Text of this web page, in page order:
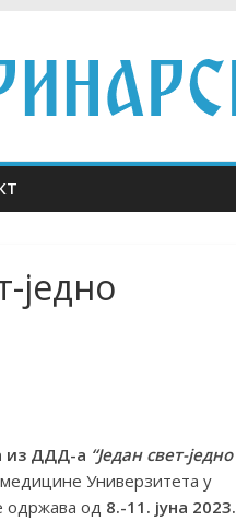
једно
из ДДД-а “Један свет-једно
Универзитета у
одржава од 8.-11. јуна 2023.